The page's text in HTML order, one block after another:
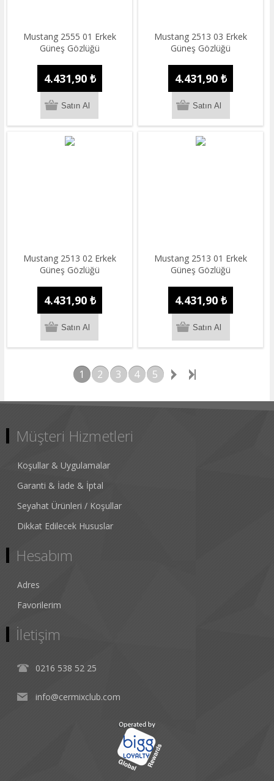
Mustang 2555 01 Erkek
Güneş Gözlüğü
4.431,90 ₺
Mustang 2513 03 Erkek
Güneş Gözlüğü
4.431,90 ₺
Mustang 2513 02 Erkek
Güneş Gözlüğü
4.431,90 ₺
Mustang 2513 01 Erkek
Güneş Gözlüğü
4.431,90 ₺
1 2 3 4 5
Müşteri Hizmetleri
Koşullar & Uygulamalar
Garanti & İade & İptal
Seyahat Ürünleri / Koşullar
Dikkat Edilecek Hususlar
Hesabım
Adres
Favorilerim
İletişim
0216 538 52 25
info@cermixclub.com